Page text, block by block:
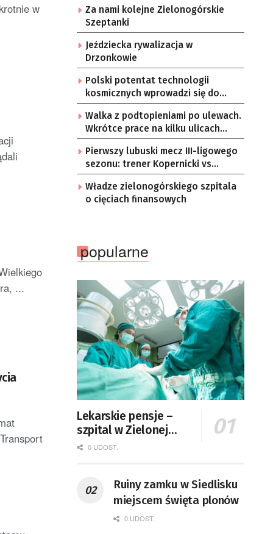
w
...
Za nami kolejne Zielonogórskie
Szeptanki
Jeździecka rywalizacja w
Drzonkowie
Polski potentat technologii
kosmicznych wprowadzi się do
Zielonej Góry
Walka z podtopieniami po ulewach.
Wkrótce prace na kilku ulicach
Gorzowa
Pierwszy lubuski mecz III-ligowego
sezonu: trener Kopernicki vs
starzy znajomi
Władze zielonogórskiego szpitala
o cięciach finansowych
popularne
Lekarskie pensje –
szpital w Zielonej
Górze podaje dane
0 UDOST.
Ruiny zamku w Siedlisku
miejscem święta plonów
0 UDOST.